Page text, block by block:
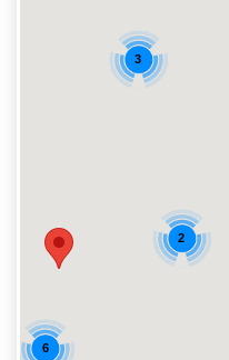
6
3
2